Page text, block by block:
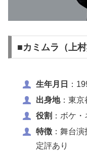
■カミムラ（上村
生年月日
：
出身地：東京
役割 ：ボケ
特徴：舞台演
定評あり